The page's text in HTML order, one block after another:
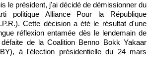
le président, j'ai décidé de démissionner du
politique Alliance Pour la République
Cette décision a été le résultat d'une
réflexion entamée dès le lendemain de
de la Coalition Benno Bokk Yakaar
à l'élection présidentielle du 24 mars